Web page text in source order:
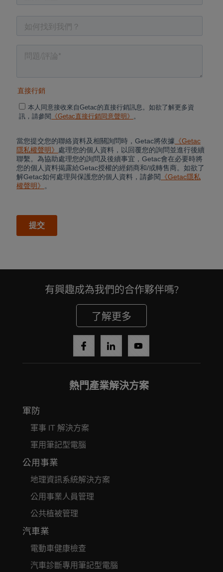
有興趣成為我們的合作夥伴嗎?
了解更多
熱門產業解決方案
軍防
軍事 IT 解決方案
軍用筆記型電腦
公用事業
地理資訊系統解決方案
公用事業人員管理
公共植被管理
汽車業
電動車健康檢查
汽車診斷專用筆記型電腦